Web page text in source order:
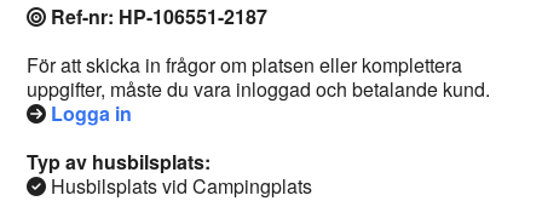
Ref-nr: HP-106551-2187
För att skicka in frågor om platsen eller komplettera
uppgifter, måste du vara inloggad och betalande kund.
Logga in
Typ av husbilsplats:
Husbilsplats vid Campingplats